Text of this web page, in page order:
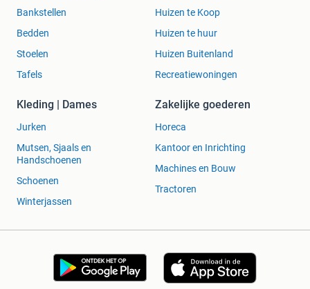
Bankstellen
Bedden
Stoelen
Tafels
Huizen te Koop
Huizen te huur
Huizen Buitenland
Recreatiewoningen
Kleding | Dames
Jurken
Mutsen, Sjaals en
Handschoenen
Schoenen
Winterjassen
Zakelijke goederen
Horeca
Kantoor en Inrichting
Machines en Bouw
Tractoren